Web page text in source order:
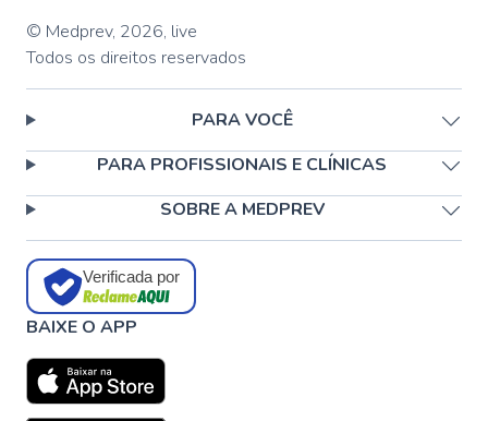
© Medprev, 2026, live
Todos os direitos reservados
PARA VOCÊ
PARA PROFISSIONAIS E CLÍNICAS
SOBRE A MEDPREV
Verificada por
BAIXE O APP